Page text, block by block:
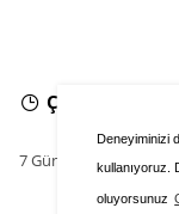
Deneyiminizi
kullanıyoruz.
oluyorsunuz
ÇALIŞMA
7 Gün / 24 Saat